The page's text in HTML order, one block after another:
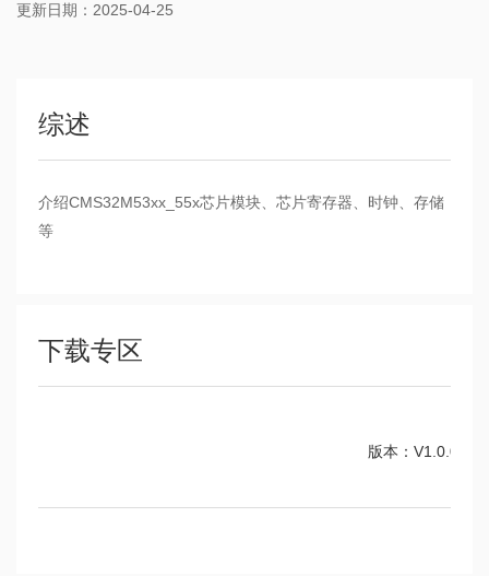
更新日期：2025-04-25
综述
介绍CMS32M53xx_55x芯片模块、芯片寄存器、时钟、存储
等
下载专区
版本：V1.0.0